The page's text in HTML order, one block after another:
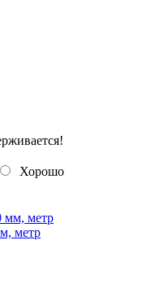
Хорошо
метр